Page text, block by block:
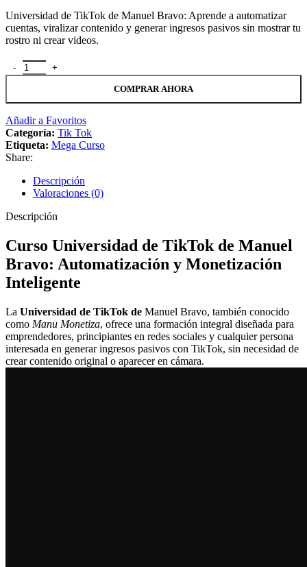
$ 587.00.$ 19.90.
Universidad de TikTok de Manuel Bravo: Aprende a automatizar
cuentas, viralizar contenido y generar ingresos pasivos sin mostrar tu
rostro ni crear videos.
Universidad de TikTok de Manuel Bravo cantidad
COMPRAR AHORA
Añadir a Favoritos
Categoría: Tik Tok
Etiqueta: Mega Curso
Share:
Descripción
Valoraciones (0)
Descripción
Curso Universidad de TikTok de Manuel
Bravo: Automatización y Monetización
Inteligente
La Universidad de TikTok de Manuel Bravo, también conocido
como Manu Monetiza, ofrece una formación integral diseñada para
emprendedores, principiantes en redes sociales y cualquier persona
interesada en generar ingresos pasivos con TikTok, sin necesidad de
crear contenido original o aparecer en cámara.